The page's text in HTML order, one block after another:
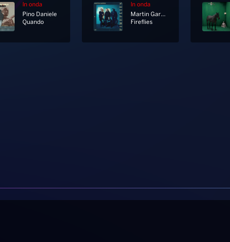
In onda
Pino Daniele
Quando
In onda
Martin Garrix, U2
Fireflies